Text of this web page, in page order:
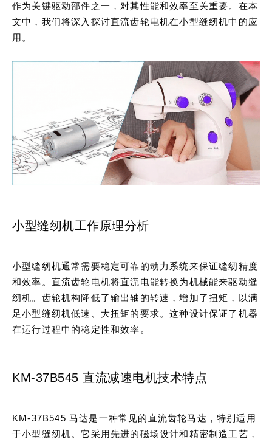
作为关键驱动部件之一，对其性能和效率至关重要。在本
文中，我们将深入探讨直流齿轮电机在小型缝纫机中的应
用。
小型缝纫机工作原理分析
小型缝纫机通常需要稳定可靠的动力系统来保证缝纫精度
和效率。直流齿轮电机将直流电能转换为机械能来驱动缝
纫机。齿轮机构降低了输出轴的转速，增加了扭矩，以满
足小型缝纫机低速、大扭矩的要求。这种设计保证了机器
在运行过程中的稳定性和效率。
KM-37B545 直流减速电机技术特点
KM-37B545 马达是一种常见的直流齿轮马达，特别适用
于小型缝纫机。它采用先进的磁场设计和精密制造工艺，